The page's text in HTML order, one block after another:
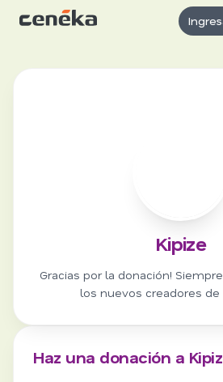
Kipize
Gracias por la donación!
los nuevos creadores de
Haz una donación a